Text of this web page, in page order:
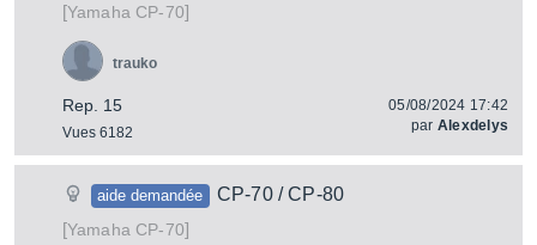
[Yamaha CP-70]
Rep. 15
Vues 6182
trauko
05/08/2024 17:42
par Alexdelys
aide demandée
CP-70 / CP-80
[Yamaha CP-70]